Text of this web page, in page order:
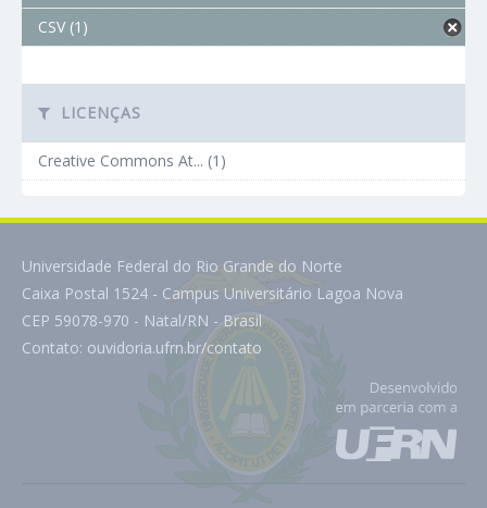
CSV (1)
LICENÇAS
Creative Commons At... (1)
Universidade Federal do Rio Grande do Norte
Caixa Postal 1524 - Campus Universitário Lagoa Nova
CEP 59078-970 - Natal/RN - Brasil
Contato: ouvidoria.ufrn.br/contato